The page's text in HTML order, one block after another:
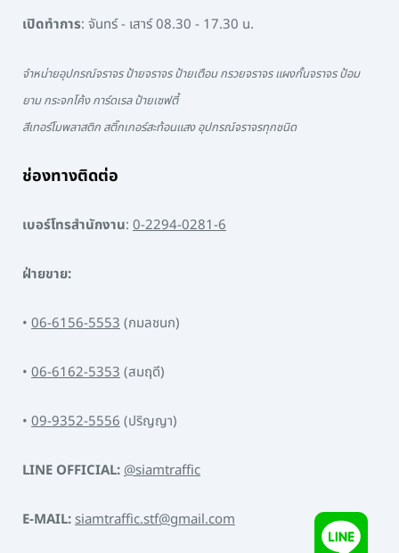
เปิดทำการ: จันทร์ - เสาร์ 08.30 - 17.30 น.
จำหน่ายอุปกรณ์จราจร ป้ายจราจร ป้ายเตือน กรวยจราจร แผงกั้นจราจร ป้อม
ยาม กระจกโค้ง การ์ดเรล ป้ายเซฟตี้
สีเทอร์โมพลาสติก สติ๊กเกอร์สะท้อนแสง อุปกรณ์จราจรทุกชนิด
ช่องทางติดต่อ
เบอร์โทรสำนักงาน: 0-2294-0281-6
ฝ่ายขาย:
• 06-6156-5553(กมลชนก)
• 06-6162-5353(สมฤดี)
• 09-9352-5556(ปริญญา)
LINE OFFICIAL:@siamtraffic
E-MAIL:siamtraffic.stf@gmail.com